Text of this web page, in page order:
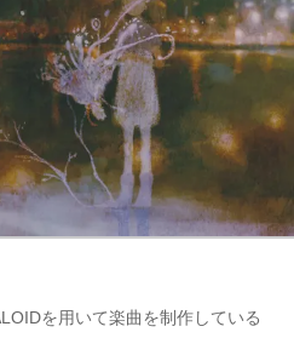
を用いて楽曲を制作している